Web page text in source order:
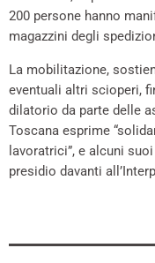
200 persone hanno
magazzini degli
La mobilitazione,
eventuali altri scioperi,
dilatorio da parte delle
Toscana esprime
lavoratrici”, e alcuni
presidio davanti